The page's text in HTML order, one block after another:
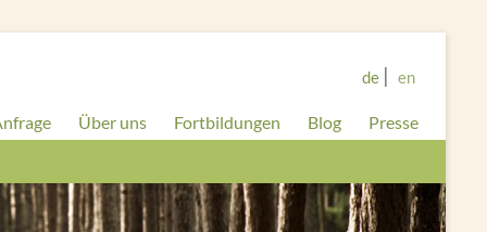
de en
Über uns Fortbildungen Blog Presse